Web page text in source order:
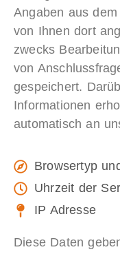
Angaben aus
von Ihnen dort
zwecks
von
gespeichert.
Informationen
automatisch an
Browsertyp
Uhrzeit der
IP Adresse
Diese Daten